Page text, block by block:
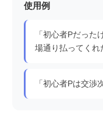
使用例
「初心者Pだっ
場通り払ってくれ
「初心者Pは交渉